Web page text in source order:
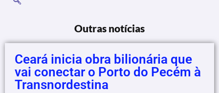
Outras notícias
Ceará inicia obra bilionária que
vai conectar o Porto do Pecém à
Transnordestina